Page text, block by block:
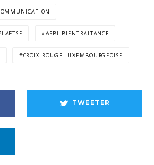
ASBL BIENTRAITANCE
CROIX-ROUGE LUXEMBOURGEOISE
TWEETER